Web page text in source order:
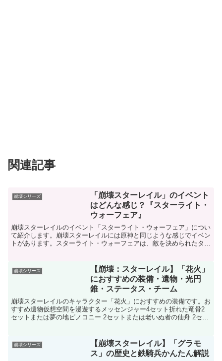
関連記事
崩壊シリーズ
「崩壊スターレイル」のイベント
はどんな感じ？『スターライト・
ウォーフェア』
崩壊スターレイルのイベント「スターライト・ウォーフェア」につい
て紹介します。崩壊スターレイルには原神と同じような感じでイベン
トがあります。スターライト・ウォーフェアは、敵を決められたター
崩壊シリーズ
【崩壊：スターレイル】「花火」
におすすめの装備・遺物・光円
錐・ステータス・チーム
崩壊スターレイルのキャラクター「花火」におすすめの装備です。お
すすめ遺物仮想空間を漫遊するメッセンジャー4セット折れた竜骨2
セットまたは夢の地ピノコニー 2セットまたは老いぬ者の仙舟 2セッ
崩壊シリーズ
【崩壊スターレイル】「グラモ
ス」の歴史と鉄騎兵かんたん解説